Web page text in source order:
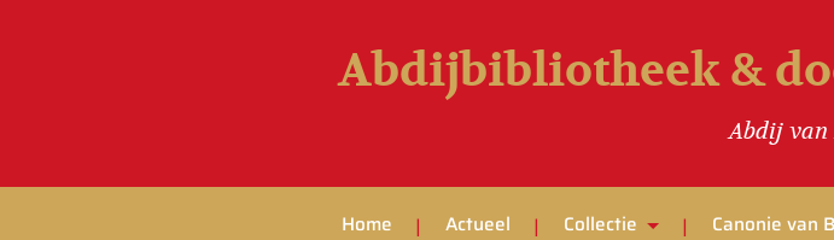
Abdijbibliotheek &
Abdij van
Home Actueel Collectie Canonie van